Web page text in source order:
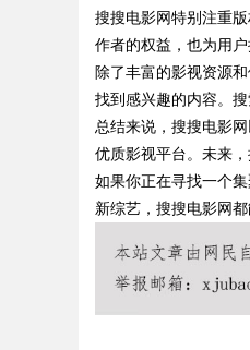
!
Bo
搜搜电影网特别注重
作者的权益，也为用
除了丰富的影视资源
找到感兴趣的内容。
总结来说，搜搜电影
优质影视平台。未来
如果你正在寻找一个
新综艺，搜搜电影网